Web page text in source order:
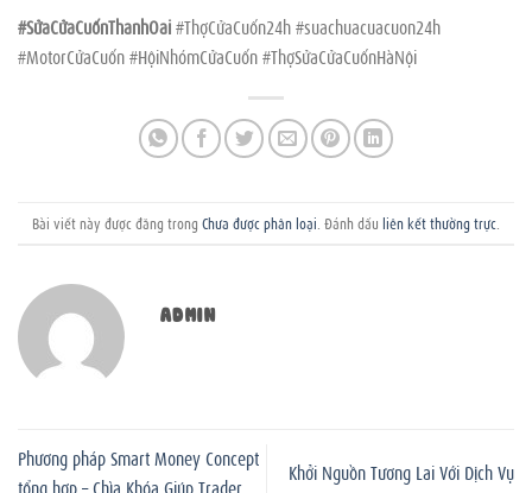
#SửaCửaCuốnThanhOai#ThợCửaCuốn24h #suachuacuacuon24h
#MotorCửaCuốn #HộiNhómCửaCuốn #ThợSửaCửaCuốnHàNội
Bài viết này được đăng trong Chưa được phân loại . Đánh dấu liên kết thường trực
ADMIN
Phương pháp Smart Money Concept
tổng hợp – Chìa Khóa Giúp Trader
Khởi Nguồn Tương Lai Với Dịch Vụ